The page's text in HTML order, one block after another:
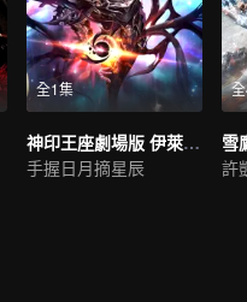
全1集
神印王座劇場版 伊萊克斯傳奇
手握日月摘星辰
雪